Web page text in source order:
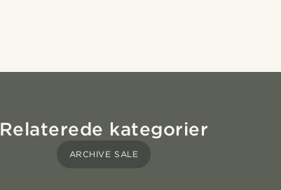
Relaterede kategorier
ARCHIVE SALE